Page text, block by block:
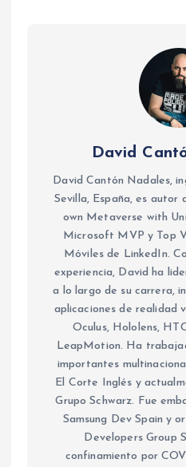
David
David Cantón Nadales,
Sevilla, España, es autor
own Metaverse with
Microsoft MVP y Top
Móviles de LinkedIn.
experiencia, David ha
a lo largo de su carrera,
aplicaciones de realidad
Oculus, Hololens,
LeapMotion. Ha
importantes
El Corte Inglés y
Grupo Schwarz. Fue
Samsung Dev Spain y
Developers Group
confinamiento por